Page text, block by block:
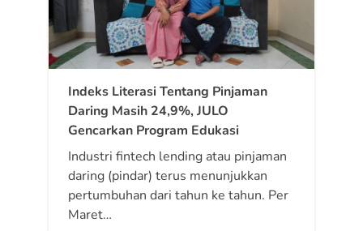
Indeks Literasi Tentang Pinjaman
Daring Masih 24,9%, JULO
Gencarkan Program Edukasi
Industri fintech lending atau pinjaman
daring (pindar) terus menunjukkan
pertumbuhan dari tahun ke tahun. Per
Maret…